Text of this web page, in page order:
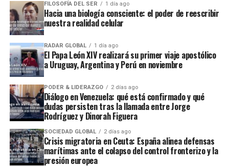
FILOSOFÍA DEL SER 1 día ago
Hacia una biología consciente: el poder de reescribir
nuestra realidad celular
RADAR GLOBAL 1 día ago
El Papa León XIV realizará su primer viaje apostólico
a Uruguay, Argentina y Perú en noviembre
PODER & LIDERAZGO 2 días ago
Diálogo en Venezuela: qué está confirmado y qué
dudas persisten tras la llamada entre Jorge
Rodríguez y Dinorah Figuera
SOCIEDAD GLOBAL 2 días ago
Crisis migratoria en Ceuta: España alinea defensas
marítimas ante el colapso del control fronterizo y la
presión europea